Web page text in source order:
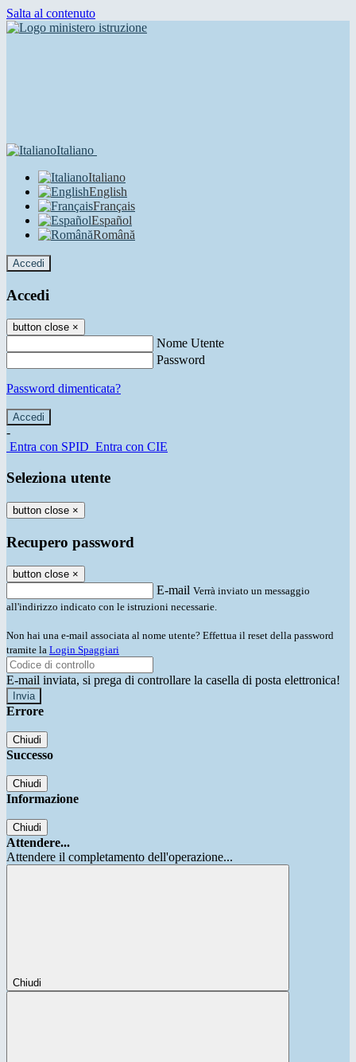
Salta al contenuto
Italiano
Italiano
English
Français
Español
Română
Accedi
Accedi
button close ×
Nome Utente
Password
Password dimenticata?
-
Entra con SPID Entra con CIE
Seleziona utente
button close ×
Recupero password
button close ×
E-mail Verrà inviato un messaggio
all'indirizzo indicato con le istruzioni necessarie.
Non hai una e-mail associata al nome utente? Effettua il reset della password
tramite la Login Spaggiari
E-mail inviata, si prega di controllare la casella di posta elettronica!
Errore
Chiudi
Successo
Chiudi
Informazione
Chiudi
Attendere...
Attendere il completamento dell'operazione...
Chiudi